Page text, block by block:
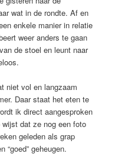
wat in de rondte. Af en
enkele manier in relatie
weer anders te gaan
de stoel en leunt naar
niet vol en langzaam
Daar staat het eten te
ik direct aangesproken
dat ze nog een foto
geleden als grap
“goed” geheugen.